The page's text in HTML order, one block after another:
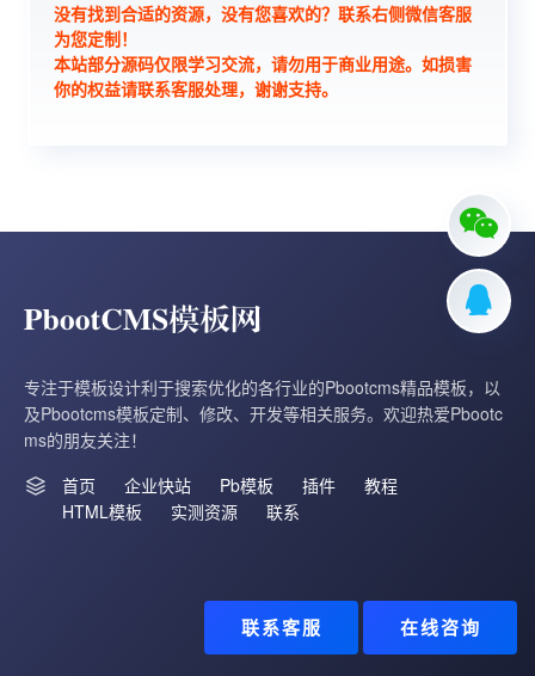
没有找到合适的资源，没有您喜欢的？联系右侧微信客服
为您定制！
本站部分源码仅限学习交流，请勿用于商业用途。如损害
你的权益请联系客服处理，谢谢支持。
专注于模板设计利于搜索优化的各行业的Pbootcms精品模板，以
及Pbootcms模板定制、修改、开发等相关服务。欢迎热爱Pbootc
ms的朋友关注！
首页
企业快站 Pb模板 插件
教程
HTML模板
实测资源 联系
联系客服 在线咨询